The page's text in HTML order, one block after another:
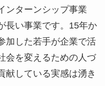
ンターンシップ事業
長い事業です。15年か
加した若手が企業で活
会を変えるための人づ
献している実感は湧き